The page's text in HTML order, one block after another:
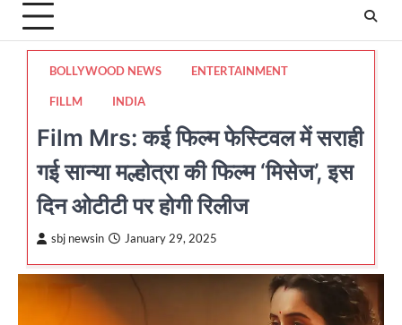
BOLLYWOOD NEWS ENTERTAINMENT
FILLM INDIA
Film Mrs: कई फिल्म फेस्टिवल में सराही
गई सान्या मल्होत्रा की फिल्म ‘मिसेज’, इस
दिन ओटीटी पर होगी रिलीज
sbj newsin January 29, 2025